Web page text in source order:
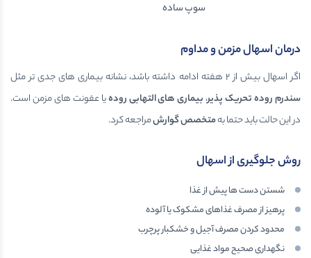
سوپ ساده
درمان اسهال مزمن و مداوم
اگر اسهال بیش از ۲ هفته ادامه داشته باشد، نشانه بیماری های جدی تر مثل
سندرم روده تحریک پذیر، بیماری های التهابی رودهیا عفونت های مزمن است.
در این حالت باید حتما بهمتخصص گوارشمراجعه کرد.
روش جلوگیری از اسهال
شستن دست ها پیش از غذا
پرهیز از مصرف غذاهای مشکوک یا آلوده
محدود کردن مصرف آجیل و خشکبار پرچرب
نگهداری صحیح مواد غذایی